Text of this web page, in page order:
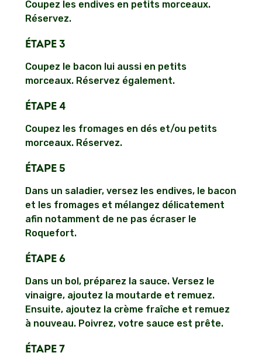
Coupez les endives en petits morceaux.
Réservez.
ÉTAPE 3
Coupez le bacon lui aussi en petits
morceaux. Réservez également.
ÉTAPE 4
Coupez les fromages en dés et/ou petits
morceaux. Réservez.
ÉTAPE 5
Dans un saladier, versez les endives, le bacon
et les fromages et mélangez délicatement
afin notamment de ne pas écraser le
Roquefort.
ÉTAPE 6
Dans un bol, préparez la sauce. Versez le
vinaigre, ajoutez la moutarde et remuez.
Ensuite, ajoutez la crème fraîche et remuez
à nouveau. Poivrez, votre sauce est prête.
ÉTAPE 7